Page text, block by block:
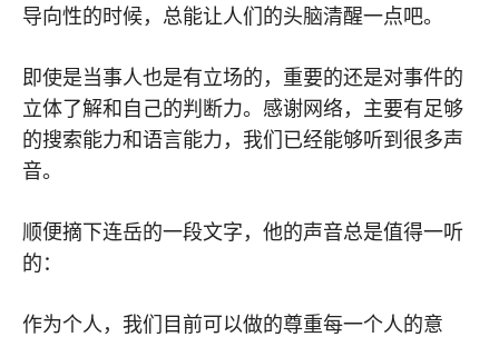
导向性的时候，总能让人们的头脑清醒一点吧。
即使是当事人也是有立场的，重要的还是对事件的
立体了解和自己的判断力。感谢网络，主要有足够
的搜索能力和语言能力，我们已经能够听到很多声
音。
顺便摘下连岳的一段文字，他的声音总是值得一听
的：
作为个人，我们目前可以做的尊重每一个人的意